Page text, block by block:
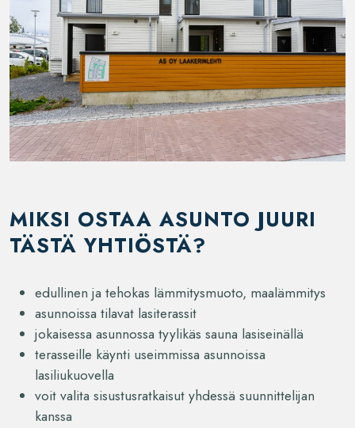
MIKSI OSTAA ASUNTO JUURI
TÄSTÄ YHTIÖSTÄ?
edullinen ja tehokas lämmitysmuoto, maalämmitys
asunnoissa tilavat lasiterassit
jokaisessa asunnossa tyylikäs sauna lasiseinällä
terasseille käynti useimmissa asunnoissa
lasiliukuovella
voit valita sisustusratkaisut yhdessä suunnittelijan
kanssa